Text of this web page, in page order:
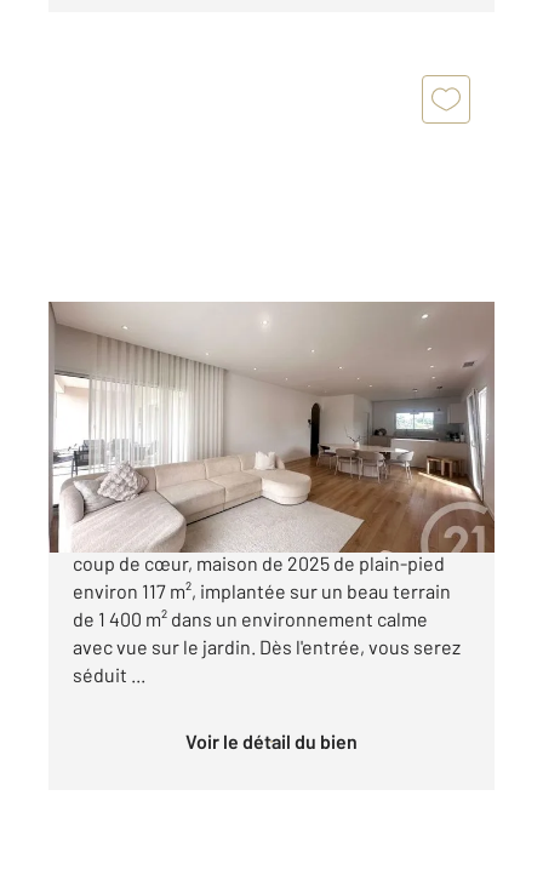
CUBZAC LES PONTS 33
117 m2, 4 pièces
Ref : 705
Maison à vendre
333 000 €
À Cubzac-les-Ponts, venez découvrez notre
coup de cœur, maison de 2025 de plain-pied
environ 117 m², implantée sur un beau terrain
de 1 400 m² dans un environnement calme
avec vue sur le jardin. Dès l'entrée, vous serez
séduit ...
Voir le détail du bien